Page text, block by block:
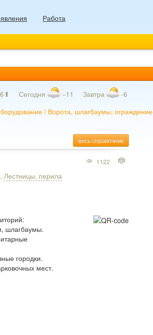
Работа
Сегодня −11 Завтра -6
/ Ворота, шлагбаумы, ограждение
весь справочник
, Лестницы, перила
шлагбаумы.
городки.
мест.
1122